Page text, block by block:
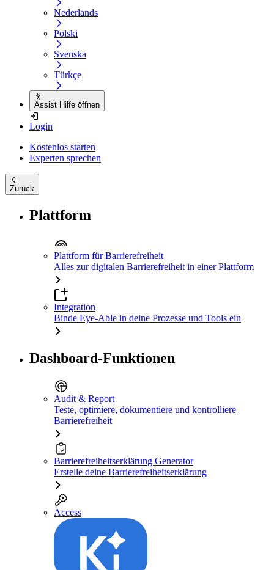
Nederlands
Polski
Svenska
Türkçe
Assist Hilfe öffnen
Login
Kostenlos starten
Experten sprechen
Zurück
Plattform
Plattform für Barrierefreiheit
Alles zur digitalen Barrierefreiheit in einer Plattform
Integration
Binde Eye-Able in deine Prozesse und Tools ein
Dashboard-Funktionen
Audit & Report
Teste, optimiere, dokumentiere und kontrolliere
Barrierefreiheit
Barrierefreiheitserklärung Generator
Erstelle deine Barrierefreiheitserklärung
Access